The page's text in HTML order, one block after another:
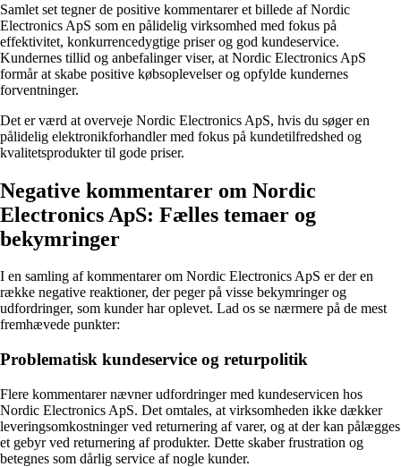
Samlet set tegner de positive kommentarer et billede af Nordic
Electronics ApS som en pålidelig virksomhed med fokus på
effektivitet, konkurrencedygtige priser og god kundeservice.
Kundernes tillid og anbefalinger viser, at Nordic Electronics ApS
formår at skabe positive købsoplevelser og opfylde kundernes
forventninger.
Det er værd at overveje Nordic Electronics ApS, hvis du søger en
pålidelig elektronikforhandler med fokus på kundetilfredshed og
kvalitetsprodukter til gode priser.
Negative kommentarer om Nordic
Electronics ApS: Fælles temaer og
bekymringer
I en samling af kommentarer om Nordic Electronics ApS er der en
række negative reaktioner, der peger på visse bekymringer og
udfordringer, som kunder har oplevet. Lad os se nærmere på de mest
fremhævede punkter:
Problematisk kundeservice og returpolitik
Flere kommentarer nævner udfordringer med kundeservicen hos
Nordic Electronics ApS. Det omtales, at virksomheden ikke dækker
leveringsomkostninger ved returnering af varer, og at der kan pålægges
et gebyr ved returnering af produkter. Dette skaber frustration og
betegnes som dårlig service af nogle kunder.